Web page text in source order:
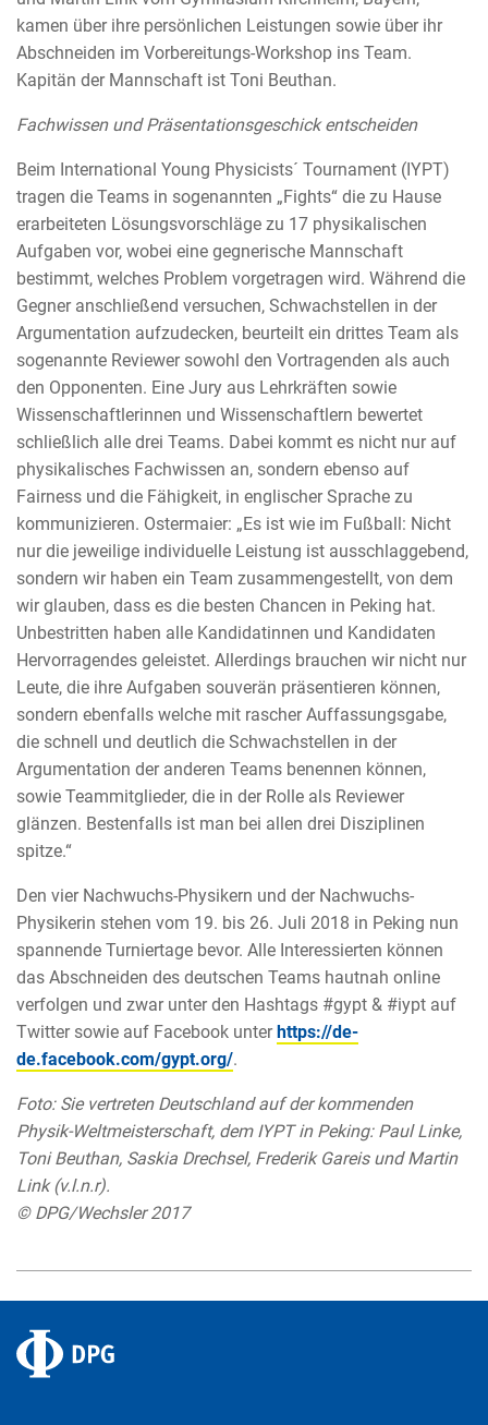
kamen über ihre persönlichen Leistungen sowie über ihr
Abschneiden im Vorbereitungs-Workshop ins Team.
Kapitän der Mannschaft ist Toni Beuthan.
Fachwissen und Präsentationsgeschick entscheiden
Beim International Young Physicists´ Tournament (IYPT)
tragen die Teams in sogenannten „Fights“ die zu Hause
erarbeiteten Lösungsvorschläge zu 17 physikalischen
Aufgaben vor, wobei eine gegnerische Mannschaft
bestimmt, welches Problem vorgetragen wird. Während die
Gegner anschließend versuchen, Schwachstellen in der
Argumentation aufzudecken, beurteilt ein drittes Team als
sogenannte Reviewer sowohl den Vortragenden als auch
den Opponenten. Eine Jury aus Lehrkräften sowie
Wissenschaftlerinnen und Wissenschaftlern bewertet
schließlich alle drei Teams. Dabei kommt es nicht nur auf
physikalisches Fachwissen an, sondern ebenso auf
Fairness und die Fähigkeit, in englischer Sprache zu
kommunizieren. Ostermaier: „Es ist wie im Fußball: Nicht
nur die jeweilige individuelle Leistung ist ausschlaggebend,
sondern wir haben ein Team zusammengestellt, von dem
wir glauben, dass es die besten Chancen in Peking hat.
Unbestritten haben alle Kandidatinnen und Kandidaten
Hervorragendes geleistet. Allerdings brauchen wir nicht nur
Leute, die ihre Aufgaben souverän präsentieren können,
sondern ebenfalls welche mit rascher Auffassungsgabe,
die schnell und deutlich die Schwachstellen in der
Argumentation der anderen Teams benennen können,
sowie Teammitglieder, die in der Rolle als Reviewer
glänzen. Bestenfalls ist man bei allen drei Disziplinen
spitze.“
Den vier Nachwuchs-Physikern und der Nachwuchs-
Physikerin stehen vom 19. bis 26. Juli 2018 in Peking nun
spannende Turniertage bevor. Alle Interessierten können
das Abschneiden des deutschen Teams hautnah online
verfolgen und zwar unter den Hashtags #gypt & #iypt auf
Twitter sowie auf Facebook unter https://de-
de.facebook.com/gypt.org/.
Foto: Sie vertreten Deutschland auf der kommenden
Physik-Weltmeisterschaft, dem IYPT in Peking: Paul Linke,
Toni Beuthan, Saskia Drechsel, Frederik Gareis und Martin
Link (v.l.n.r).
© DPG/Wechsler 2017